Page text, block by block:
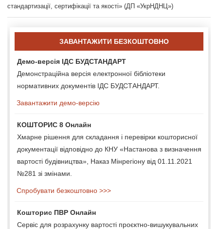
стандартизації, сертифікації та якості» (ДП «УкрНДНЦ»)
ЗАВАНТАЖИТИ БЕЗКОШТОВНО
Демо-версія ІДС БУДСТАНДАРТ
Демонстраційна версія електронної бібліотеки
нормативних документів ІДС БУДСТАНДАРТ.
Завантажити демо-версію
КОШТОРИС 8 Онлайн
Хмарне рішення для складання і перевірки кошторисної
документації відповідно до КНУ «Настанова з визначення
вартості будівництва», Наказ Мінрегіону від 01.11.2021
№281 зі змінами.
Спробувати безкоштовно >>>
Кошторис ПВР Онлайн
Сервіс для розрахунку вартості проєктно-вишукувальних